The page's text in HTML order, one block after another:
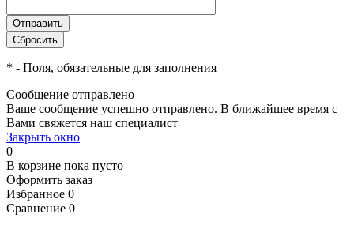
* - Поля, обязательные для заполнения
Сообщение отправлено
Ваше сообщение успешно отправлено. В ближайшее время с
Вами свяжется наш специалист
Закрыть окно
0
В корзине пока пусто
Оформить заказ
Избранное 0
Сравнение 0